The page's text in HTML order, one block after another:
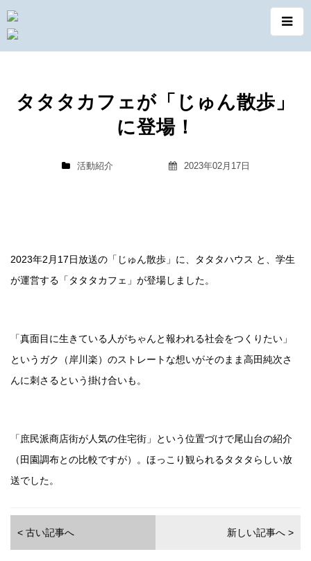
タタタカフェが「じゅん散歩」
に登場！
活動紹介 2023年02月17日
2023年2月17日放送の「じゅん散歩」に、タタタハウス と、学生
が運営する「タタタカフェ」が登場しました。
「真面目に生きている人がちゃんと報われる社会をつくりたい」
というガク（岸川楽）のストレートな想いがそのまま高田純次さ
んに刺さるという掛け合いも。
「庶民派商店街が人気の住宅街」という位置づけで尾山台の紹介
（田園調布との比較ですが）。ほっこり観られるタタタらしい放
送でした。
< 古い記事へ 新しい記事へ >